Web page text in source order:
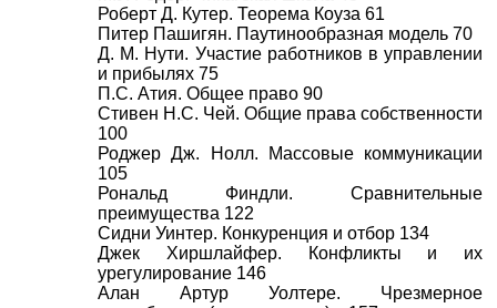
Роберт Д. Кутер. Теорема Коуза 61
Питер Пашигян. Паутинообразная модель 70
Д. М. Нути. Участие работников в управлении
и прибылях 75
П.С. Атия. Общее право 90
Стивен Н.С. Чей. Общие права собственности
100
Роджер Дж. Нолл. Массовые коммуникации
105
Рональд Финдли. Сравнительные
преимущества 122
Сидни Уинтер. Конкуренция и отбор 134
Джек Хиршлайфер. Конфликты и их
урегулирование 146
Алан Артур Уолтере. Чрезмерное